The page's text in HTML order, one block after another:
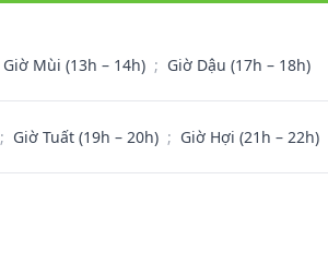
Giờ Mùi (13h – 14h) ; Giờ Dậu (17h – 18h)
; Giờ Tuất (19h – 20h) ; Giờ Hợi (21h – 22h)